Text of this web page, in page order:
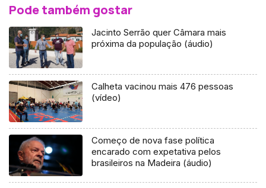
Pode também gostar
Jacinto Serrão quer Câmara mais
próxima da população (áudio)
Calheta vacinou mais 476 pessoas
(vídeo)
Começo de nova fase política
encarado com expetativa pelos
brasileiros na Madeira (áudio)